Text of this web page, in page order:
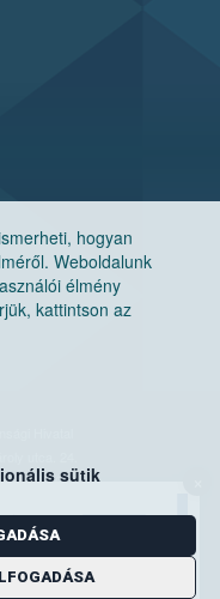
hogyan
Weboldalunk
élmény
kattintson az
sütik
Hivatal
Pf. 30.
244